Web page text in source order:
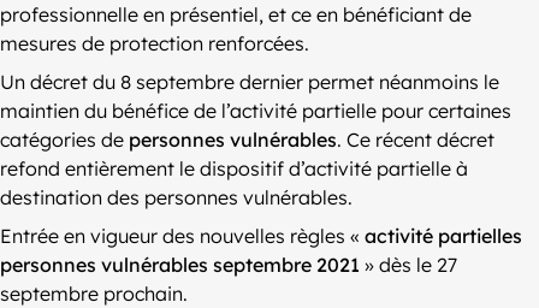
professionnelle en présentiel, et ce en bénéficiant de
mesures de protection renforcées.
Un décret du 8 septembre dernier permet néanmoins le
maintien du bénéfice de l’activité partielle pour certaines
catégories de personnes vulnérables. Ce récent décret
refond entièrement le dispositif d’activité partielle à
destination des personnes vulnérables.
Entrée en vigueur des nouvelles règles « activité partielles
personnes vulnérables septembre 2021 » dès le 27
septembre prochain.